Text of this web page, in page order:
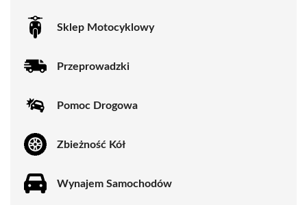
Sklep Motocyklowy
Przeprowadzki
Pomoc Drogowa
Zbieżność Kół
Wynajem Samochodów